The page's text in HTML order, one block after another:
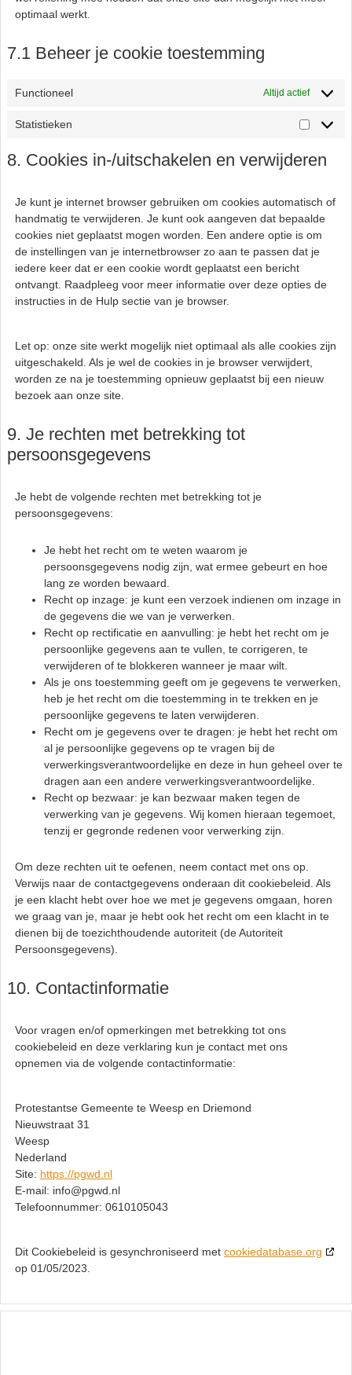
optimaal werkt.
7.1 Beheer je cookie toestemming
Functioneel Altijd actief
Statistieken
8. Cookies in-/uitschakelen en verwijderen
Je kunt je internet browser gebruiken om cookies automatisch of
handmatig te verwijderen. Je kunt ook aangeven dat bepaalde
cookies niet geplaatst mogen worden. Een andere optie is om
de instellingen van je internetbrowser zo aan te passen dat je
iedere keer dat er een cookie wordt geplaatst een bericht
ontvangt. Raadpleeg voor meer informatie over deze opties de
instructies in de Hulp sectie van je browser.
Let op: onze site werkt mogelijk niet optimaal als alle cookies zijn
uitgeschakeld. Als je wel de cookies in je browser verwijdert,
worden ze na je toestemming opnieuw geplaatst bij een nieuw
bezoek aan onze site.
9. Je rechten met betrekking tot
persoonsgegevens
Je hebt de volgende rechten met betrekking tot je
persoonsgegevens:
Je hebt het recht om te weten waarom je
persoonsgegevens nodig zijn, wat ermee gebeurt en hoe
lang ze worden bewaard.
Recht op inzage: je kunt een verzoek indienen om inzage in
de gegevens die we van je verwerken.
Recht op rectificatie en aanvulling: je hebt het recht om je
persoonlijke gegevens aan te vullen, te corrigeren, te
verwijderen of te blokkeren wanneer je maar wilt.
Als je ons toestemming geeft om je gegevens te verwerken,
heb je het recht om die toestemming in te trekken en je
persoonlijke gegevens te laten verwijderen.
Recht om je gegevens over te dragen: je hebt het recht om
al je persoonlijke gegevens op te vragen bij de
verwerkingsverantwoordelijke en deze in hun geheel over te
dragen aan een andere verwerkingsverantwoordelijke.
Recht op bezwaar: je kan bezwaar maken tegen de
verwerking van je gegevens. Wij komen hieraan tegemoet,
tenzij er gegronde redenen voor verwerking zijn.
Om deze rechten uit te oefenen, neem contact met ons op.
Verwijs naar de contactgegevens onderaan dit cookiebeleid. Als
je een klacht hebt over hoe we met je gegevens omgaan, horen
we graag van je, maar je hebt ook het recht om een klacht in te
dienen bij de toezichthoudende autoriteit (de Autoriteit
Persoonsgegevens).
10. Contactinformatie
Voor vragen en/of opmerkingen met betrekking tot ons
cookiebeleid en deze verklaring kun je contact met ons
opnemen via de volgende contactinformatie:
Protestantse Gemeente te Weesp en Driemond
Nieuwstraat 31
Weesp
Nederland
Site: https://pgwd.nl
E-mail: info@pgwd.nl
Telefoonnummer: 0610105043
Dit Cookiebeleid is gesynchroniseerd met cookiedatabase.org
op 01/05/2023.